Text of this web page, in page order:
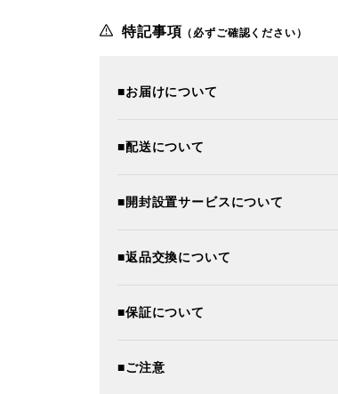
特記事項 （必ずご確認ください）
■お届けについて
■配送について
■開封設置サービスについて
■返品交換について
■保証について
■ご注意